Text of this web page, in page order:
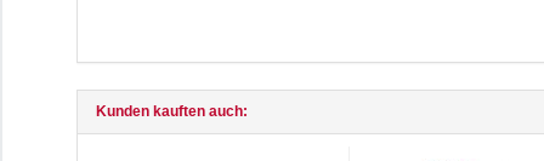
Kunden kauften auch: